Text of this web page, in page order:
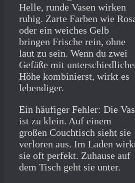
Helle, runde Vasen wirken
ruhig. Zarte Farben wie
oder ein weiches Gelb
bringen Frische rein, ohne
laut zu sein. Wenn du zwei
Gefäße mit
Höhe kombinierst, wirkt es
lebendiger.
Ein häufiger Fehler: Die
ist zu klein. Auf einem
großen Couchtisch sieht sie
verloren aus. Im Laden
sie oft perfekt. Zuhause auf
dem Tisch geht sie unter.